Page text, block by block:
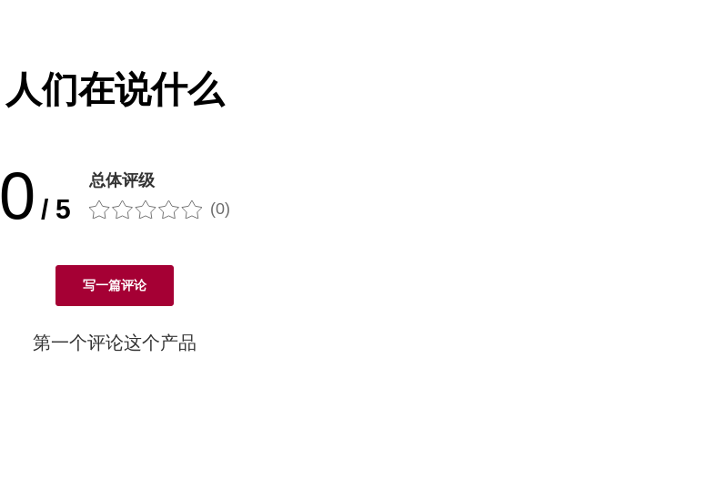
人们在说什么
0 / 5
总体评级
(0)
写一篇评论
第一个评论这个产品